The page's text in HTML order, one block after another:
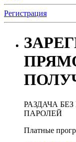
Регистрация
РАЗДАЧА
ПАРОЛЕЙ
Платные